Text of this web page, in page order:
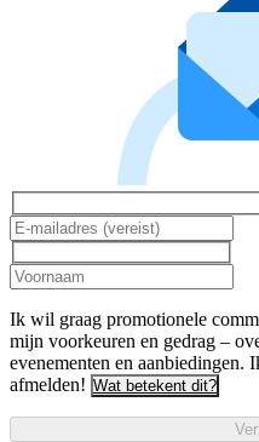
Ik wil graag promotionele
mijn voorkeuren en gedrag –
evenementen en aanbiedingen.
afmelden! Wat betekent dit?